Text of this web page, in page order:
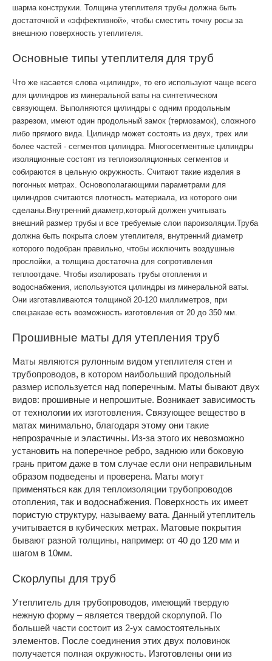
шарма конструкии. Толщина утеплителя трубы должна быть
достаточной и «эффективной», чтобы сместить точку росы за
внешнюю поверхность утеплителя.
Основные типы утеплителя для труб
Что же касается слова «цилиндр», то его используют чаще всего
для цилиндров из минеральной ваты на синтетическом
связующем. Выполняются цилиндры с одним продольным
разрезом, имеют один продольный замок (термозамок), сложного
либо прямого вида. Цилиндр может состоять из двух, трех или
более частей - сегментов цилиндра. Многосегментные цилиндры
изоляционные состоят из теплоизоляционных сегментов и
собираются в цельную окружность. Считают такие изделия в
погонных метрах. Основополагающими параметрами для
цилиндров считаются плотность материала, из которого они
сделаны.Внутренний диаметр,который должен учитывать
внешний размер трубы и все требуемые слои пароизоляции.Труба
должна быть покрыта слоем утеплителя, внутренний диаметр
которого подобран правильно, чтобы исключить воздушные
прослойки, а толщина достаточна для сопротивления
теплоотдаче. Чтобы изолировать трубы отопления и
водоснабжения, используются цилиндры из минеральной ваты.
Они изготавливаются толщиной 20-120 миллиметров, при
спецзаказе есть возможность изготовления от 20 до 350 мм.
Прошивные маты для утепления труб
Маты являются рулонным видом утеплителя стен и
трубопроводов, в котором наибольший продольный
размер используется над поперечным. Маты бывают двух
видов: прошивные и непрошитые. Возникает зависимость
от технологии их изготовления. Связующее вещество в
матах минимально, благодаря этому они такие
непрозрачные и эластичны. Из-за этого их невозможно
установить на поперечное ребро, заднюю или боковую
грань притом даже в том случае если они неправильным
образом подведены и проверена. Маты могут
применяться как для теплоизоляции трубопроводов
отопления, так и водоснабжения. Поверхность их имеет
пористую структуру, называему вата. Данный утеплитель
учитывается в кубических метрах. Матовые покрытия
бывают разной толщины, например: от 40 до 120 мм и
шагом в 10мм.
Скорлупы для труб
Утеплитель для трубопроводов, имеющий твердую
нежную форму – является твердой скорлупой. По
большей части состоит из 2-ух самостоятельных
элементов. После соединения этих двух половинок
получается полная окружность. Изготовлены они из